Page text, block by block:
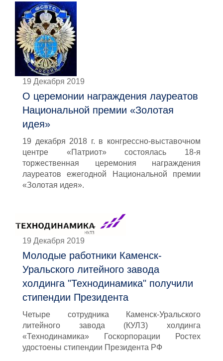
19 Декабря 2019
О церемонии награждения лауреатов
Национальной премии «Золотая
идея»
19 декабря 2018 г. в конгрессно-выставочном
центре «Патриот» состоялась 18-я
торжественная церемония награждения
лауреатов ежегодной Национальной премии
«Золотая идея».
19 Декабря 2019
Молодые работники Каменск-
Уральского литейного завода
холдинга "Технодинамика" получили
стипендии Президента
Четыре сотрудника Каменск-Уральского
литейного завода (КУЛЗ) холдинга
«Технодинамика» Госкорпорации Ростех
удостоены стипендии Президента РФ